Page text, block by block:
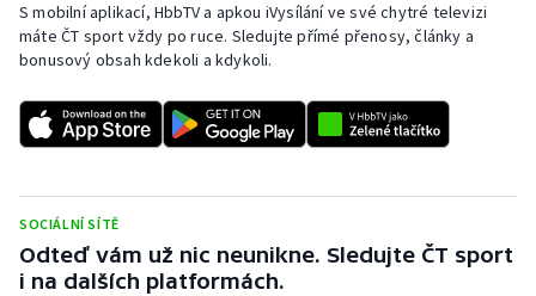
S mobilní aplikací, HbbTV a apkou iVysílání ve své chytré televizi
máte ČT sport vždy po ruce. Sledujte přímé přenosy, články a
bonusový obsah kdekoli a kdykoli.
SOCIÁLNÍ SÍTĚ
Odteď vám už nic neunikne. Sledujte ČT sport
i na dalších platformách.